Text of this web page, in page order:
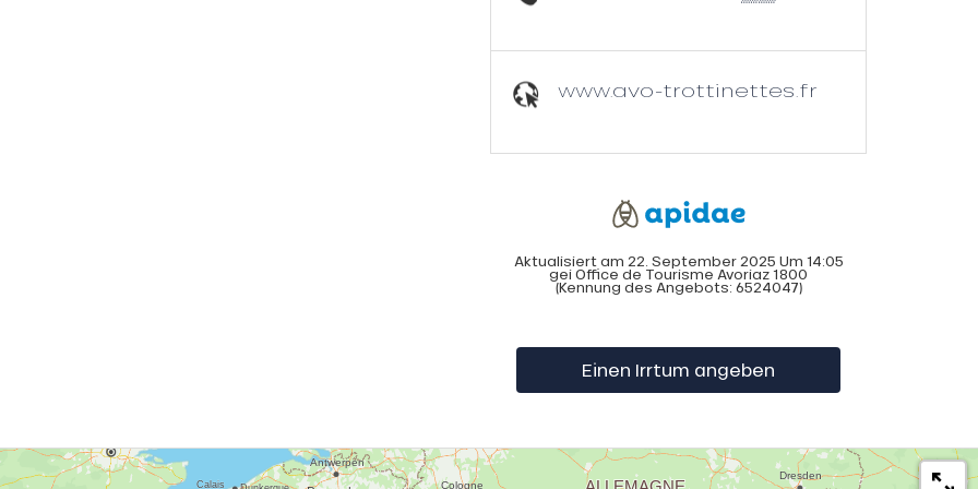
www.avo-trottinettes.fr
Aktualisiert am 22. September 2025 Um 14:05
gei Office de Tourisme Avoriaz 1800
(Kennung des Angebots: 6524047)
Einen Irrtum angeben